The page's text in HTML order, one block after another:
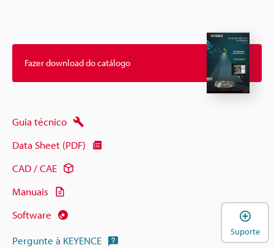
Fazer download do catálogo
Guia técnico
Data Sheet (PDF)
CAD / CAE
Manuais
Software
Pergunte à KEYENCE
Suporte